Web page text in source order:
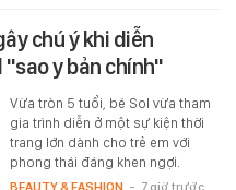
chú ý khi diễn
y bản chính"
Vừa tròn 5 tuổi, bé Sol vừa tham
gia trình diễn ở một sự kiện thời
trang lớn dành cho trẻ em với
phong thái đáng khen ngợi.
BEAUTY & FASHION - 7 giờ trước